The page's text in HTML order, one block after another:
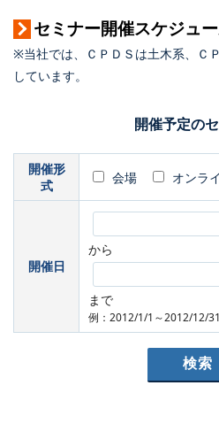
セミナー開催スケジュ
※当社では、ＣＰＤＳは土木系、Ｃ
しています。
開催予定の
開催形
式
会場 オンラ
開催日
から
まで
例：2012/1/1～2012/12/31